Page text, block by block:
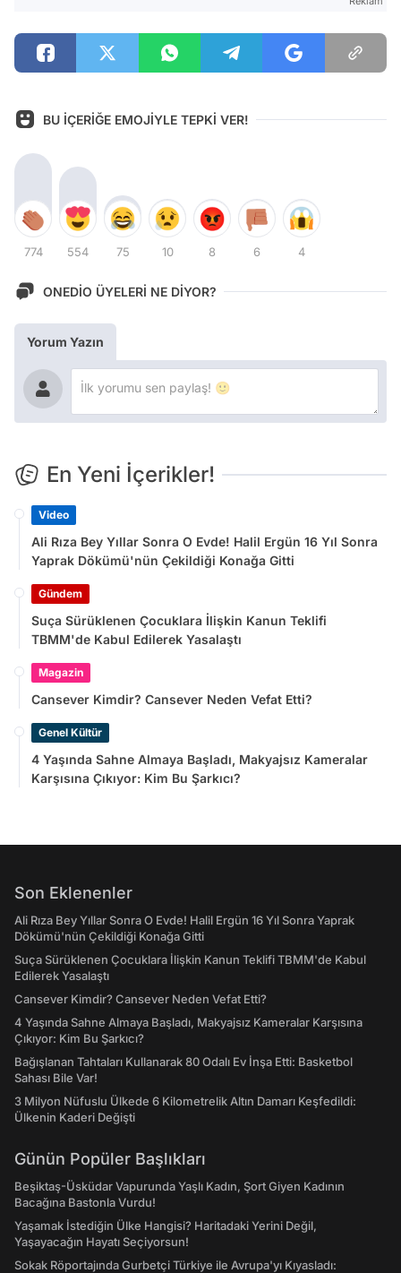
BU İÇERİĞE EMOJİYLE TEPKİ VER!
774 554 75 10 8 6 4
ONEDİO ÜYELERİ NE DİYOR?
Yorum Yazın
En Yeni İçerikler!
Video
Ali Rıza Bey Yıllar Sonra O Evde! Halil Ergün 16 Yıl Sonra
Yaprak Dökümü'nün Çekildiği Konağa Gitti
Gündem
Suça Sürüklenen Çocuklara İlişkin Kanun Teklifi
TBMM'de Kabul Edilerek Yasalaştı
Magazin
Cansever Kimdir? Cansever Neden Vefat Etti?
Genel Kültür
4 Yaşında Sahne Almaya Başladı, Makyajsız Kameralar
Karşısına Çıkıyor: Kim Bu Şarkıcı?
Son Eklenenler
Ali Rıza Bey Yıllar Sonra O Evde! Halil Ergün 16 Yıl Sonra Yaprak
Dökümü'nün Çekildiği Konağa Gitti
Suça Sürüklenen Çocuklara İlişkin Kanun Teklifi TBMM'de Kabul
Edilerek Yasalaştı
Cansever Kimdir? Cansever Neden Vefat Etti?
4 Yaşında Sahne Almaya Başladı, Makyajsız Kameralar Karşısına
Çıkıyor: Kim Bu Şarkıcı?
Bağışlanan Tahtaları Kullanarak 80 Odalı Ev İnşa Etti: Basketbol
Sahası Bile Var!
3 Milyon Nüfuslu Ülkede 6 Kilometrelik Altın Damarı Keşfedildi:
Ülkenin Kaderi Değişti
Günün Popüler Başlıkları
Beşiktaş-Üsküdar Vapurunda Yaşlı Kadın, Şort Giyen Kadının
Bacağına Bastonla Vurdu!
Yaşamak İstediğin Ülke Hangisi? Haritadaki Yerini Değil,
Yaşayacağın Hayatı Seçiyorsun!
Sokak Röportajında Gurbetçi Türkiye ile Avrupa'yı Kıyasladı: